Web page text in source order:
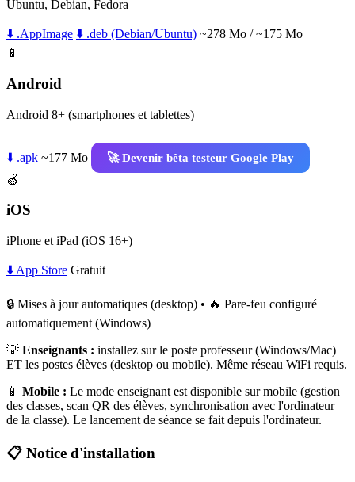
Ubuntu, Debian, Fedora
⬇️ .AppImage ⬇️ .deb (Debian/Ubuntu) ~278 Mo / ~175 Mo
📱
Android
Android 8+ (smartphones et tablettes)
⬇️ .apk ~177 Mo
🚀 Devenir bêta testeur Google Play
🍏
iOS
iPhone et iPad (iOS 16+)
⬇️ App Store Gratuit
🔒 Mises à jour automatiques (desktop) • 🔥 Pare-feu configuré
automatiquement (Windows)
💡 Enseignants : installez sur le poste professeur (Windows/Mac)
ET les postes élèves (desktop ou mobile). Même réseau WiFi requis.
📱 Mobile : Le mode enseignant est disponible sur mobile (gestion
des classes, scan QR des élèves, synchronisation avec l'ordinateur
de la classe). Le lancement de séance se fait depuis l'ordinateur.
📋 Notice d'installation